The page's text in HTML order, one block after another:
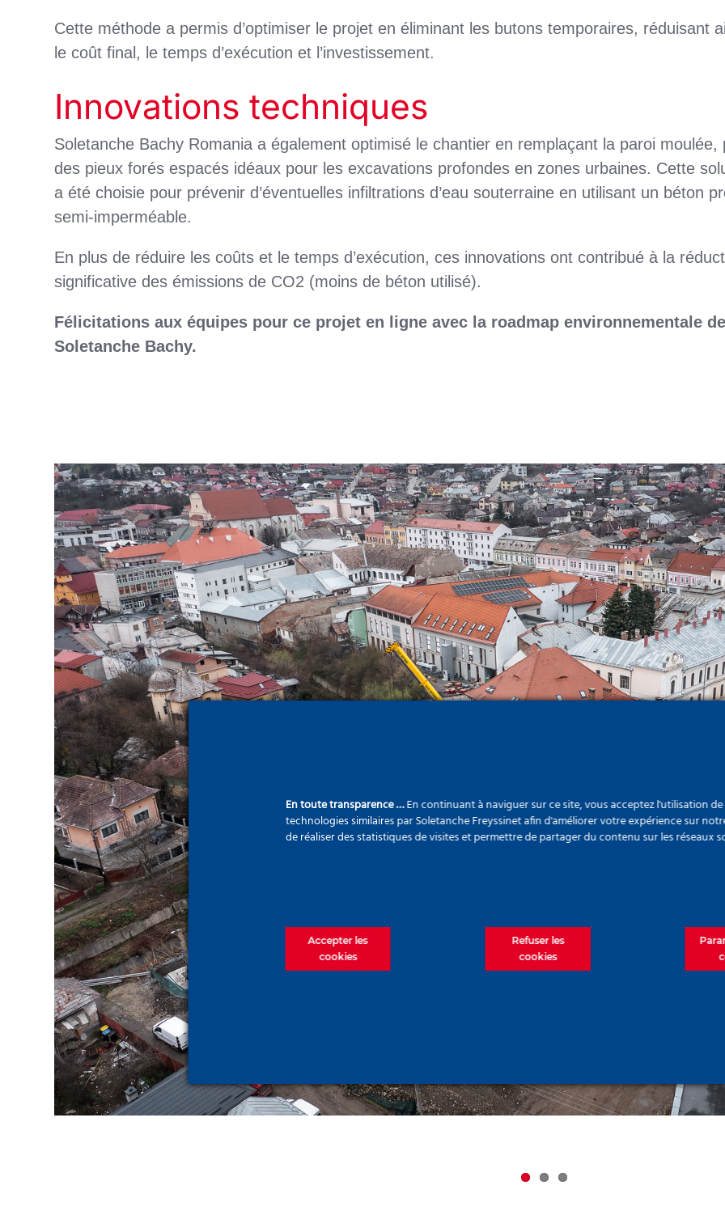
Cette méthode a permis d’optimiser le projet en éliminant les butons temporaires, réduisant
le coût final, le temps d’exécution et l’investissement.
Innovations techniques
Soletanche Bachy Romania a également optimisé le chantier en remplaçant la paroi moulée,
des pieux forés espacés idéaux pour les excavations profondes en zones urbaines. Cette
a été choisie pour prévenir d’éventuelles infiltrations d’eau souterraine en utilisant un béton
semi-imperméable.
En plus de réduire les coûts et le temps d’exécution, ces innovations ont contribué à la
significative des émissions de CO2 (moins de béton utilisé).
Félicitations aux équipes pour ce projet en ligne avec la roadmap environnementale de
Soletanche Bachy.
En toute transparence …En continuant à naviguer sur ce site, vous acceptez l'utilisation
technologies similaires par Soletanche Freyssinet afin d'améliorer votre expérience sur
de réaliser des statistiques de visites et permettre de partager du contenu sur les réseaux
Accepter les
cookies
Refuser les
cookies